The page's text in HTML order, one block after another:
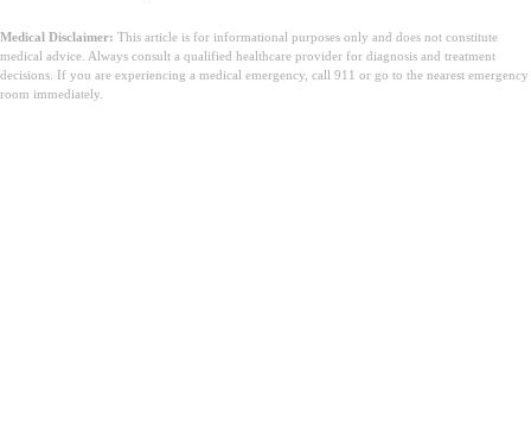
Medical Disclaimer: This article is for informational purposes only and does not constitute
medical advice. Always consult a qualified healthcare provider for diagnosis and treatment
decisions. If you are experiencing a medical emergency, call 911 or go to the nearest emergency
room immediately.